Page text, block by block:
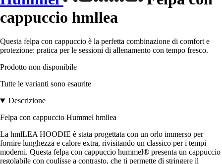
cappuccio hmllea
Questa felpa con cappuccio è la perfetta combinazione di comfort e
protezione: pratica per le sessioni di allenamento con tempo fresco.
Prodotto non disponibile
Tutte le varianti sono esaurite
Descrizione
Felpa con cappuccio Hummel hmllea
La hmlLEA HOODIE è stata progettata con un orlo immerso per
fornire lunghezza e calore extra, rivisitando un classico per i tempi
moderni. Questa felpa con cappuccio hummel® presenta un cappuccio
regolabile con coulisse a contrasto, che ti permette di stringere il